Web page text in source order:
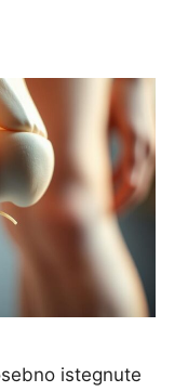
istegnute